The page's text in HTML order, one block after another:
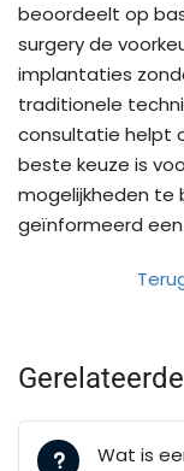
beoordeelt op
surgery de
implantaties
traditionele
consultatie helpt
beste keuze is
mogelijkheden te
geïnformeerd
Wat is